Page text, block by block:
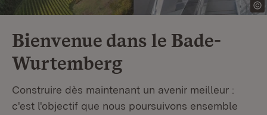
Bienvenue dans le Bade-
Wurtemberg
Construire dès maintenant un avenir meilleur :
c'est l'objectif que nous poursuivons ensemble